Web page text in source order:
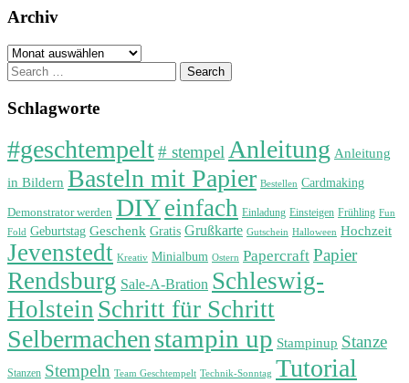
Archiv
Archiv
Search
for:
Schlagworte
#geschtempelt# stempelAnleitung Anleitung
in Bildern Basteln mit Papier Bestellen Cardmaking
Demonstrator werden DIYeinfach Einladung Einsteigen Frühling Fun
Fold Geburtstag Geschenk Gratis Grußkarte Gutschein Halloween Hochzeit
Jevenstedt Kreativ Minialbum Ostern Papercraft Papier
Rendsburg Sale-A-Bration Schleswig-
Holstein Schritt für Schritt
Selbermachenstampin up Stampinup Stanze
Stanzen Stempeln Team Geschtempelt Technik-Sonntag Tutorial